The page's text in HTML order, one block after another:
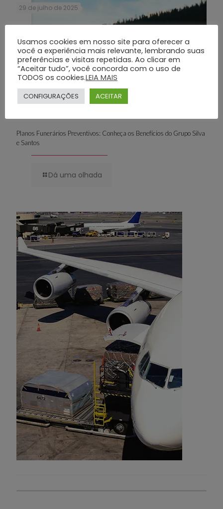
29 de julho de 2025
Planos Funerários Preventivos: Conheça os Benefícios do Grupo Silva
e Santos
Dá uma olhada
Usamos cookies em nosso site para oferecer a
você a experiência mais relevante, lembrando suas
preferências e visitas repetidas. Ao clicar em
“Aceitar tudo”, você concorda com o uso de
TODOS os cookies.LEIA MAIS
CONFIGURAÇÕES ACEITAR